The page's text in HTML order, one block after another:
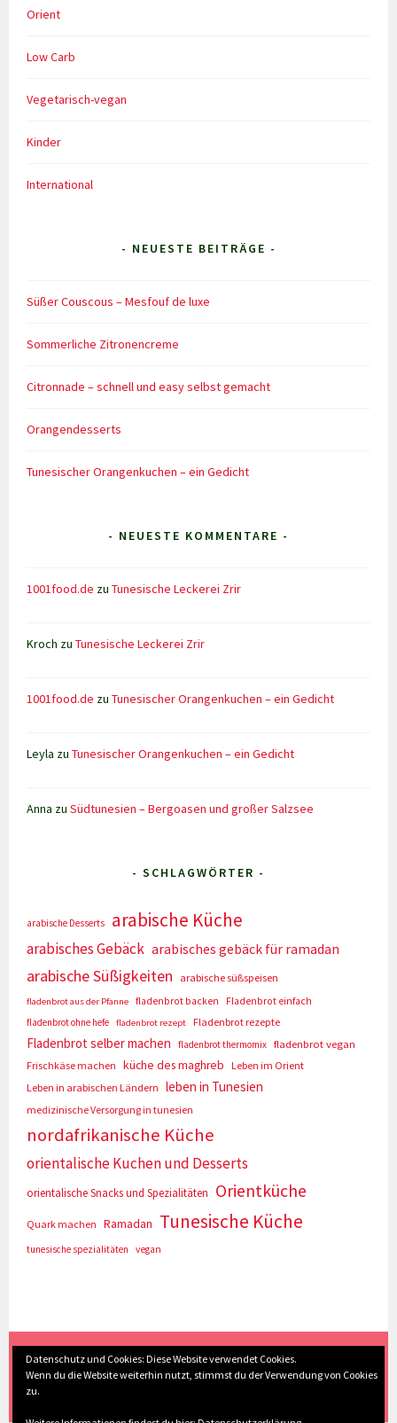
Orient
Low Carb
Vegetarisch-vegan
Kinder
International
- NEUESTE BEITRÄGE -
Süßer Couscous – Mesfouf de luxe
Sommerliche Zitronencreme
Citronnade – schnell und easy selbst gemacht
Orangendesserts
Tunesischer Orangenkuchen – ein Gedicht
- NEUESTE KOMMENTARE -
1001food.de zuTunesische Leckerei Zrir
Kroch zuTunesische Leckerei Zrir
1001food.de zuTunesischer Orangenkuchen – ein Gedicht
Leyla zuTunesischer Orangenkuchen – ein Gedicht
Anna zuSüdtunesien – Bergoasen und großer Salzsee
- SCHLAGWÖRTER -
arabische Desserts arabische Küche
arabisches Gebäck arabisches gebäck für ramadan
arabische Süßigkeiten arabische süßspeisen
fladenbrot aus der Pfanne fladenbrot backen
Fladenbrot einfach
fladenbrot ohne hefe
fladenbrot rezept Fladenbrot rezepte
Fladenbrot selber machen fladenbrot thermomix fladenbrot vegan
Frischkäse machen
küche des maghreb
Leben im Orient
Leben in arabischen Ländern
leben in Tunesien
medizinische Versorgung in tunesien
nordafrikanische Küche
orientalische Kuchen und Desserts
orientalische Snacks und Spezialitäten Orientküche
Quark machen Ramadan Tunesische Küche
tunesische spezialitäten vegan
(c) Eva Seyberth|Home|Impressum/Datenschutz
Inhaltsverzeichnis|Kontakt|Nach Oben
Datenschutz und Cookies: Diese Website verwendet Cookies.
Wenn du die Website weiterhin nutzt, stimmst du der Verwendung von Cookies
zu.